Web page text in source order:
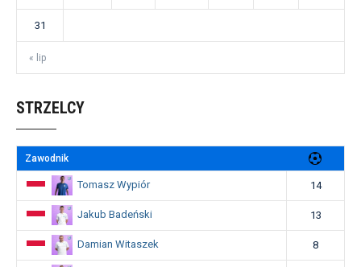
« lip
31
STRZELCY
Zawodnik
Tomasz Wypiór 14
Jakub Badeński 13
Damian Witaszek 8